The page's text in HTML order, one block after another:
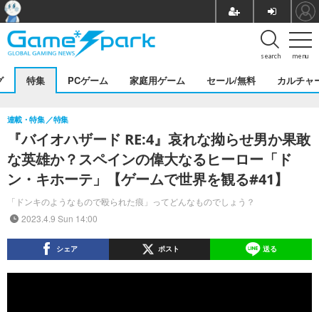
menu
search
特集 PCゲーム 家庭用ゲーム セール/無料 カルチャ
『バイオハザード RE:4』哀れな拗らせ男か果敢
な英雄か？スペインの偉大なるヒーロー「ド
ン・キホーテ」【ゲームで世界を観る#41】
「ドンキのようなもので殴られた痕」ってどんなものでしょう？
連載・特集 特集
2023.4.9 Sun 14:00
シェア ポスト 送る